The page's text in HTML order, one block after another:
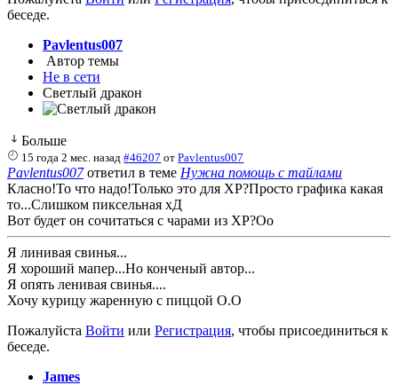
беседе.
Pavlentus007
Автор темы
Не в сети
Светлый дракон
Больше
15 года 2 мес. назад #46207 отPavlentus007
Pavlentus007ответил в теме Нужна помощь с тайлами
Класно!То что надо!Только это для ХР?Просто графика какая
то...Слишком пиксельная хД
Вот будет он сочитаться с чарами из ХР?Оо
Я линивая свинья...
Я хороший мапер...Но конченый автор...
Я опять ленивая свинья....
Хочу курицу жаренную с пиццой О.О
Пожалуйста Войти или Регистрация, чтобы присоединиться к
беседе.
James